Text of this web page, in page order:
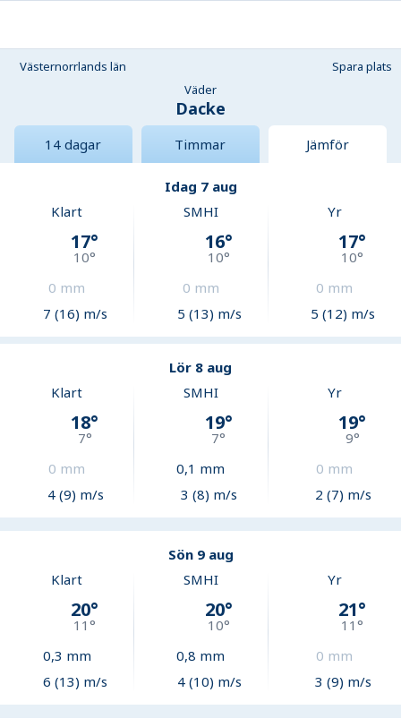
Västernorrlands län
Spara plats
Väder
Dacke
14 dagar Timmar Jämför
Idag 7 aug
Klart
17°
10°
0 mm
7 (16) m/s
SMHI
16°
10°
0 mm
5 (13) m/s
Yr
17°
10°
0 mm
5 (12) m/s
Lör 8 aug
Klart
18°
7°
0 mm
4 (9) m/s
SMHI
19°
7°
0,1 mm
3 (8) m/s
Yr
19°
9°
0 mm
2 (7) m/s
Sön 9 aug
Klart
20°
11°
0,3 mm
6 (13) m/s
SMHI
20°
10°
0,8 mm
4 (10) m/s
Yr
21°
11°
0 mm
3 (9) m/s